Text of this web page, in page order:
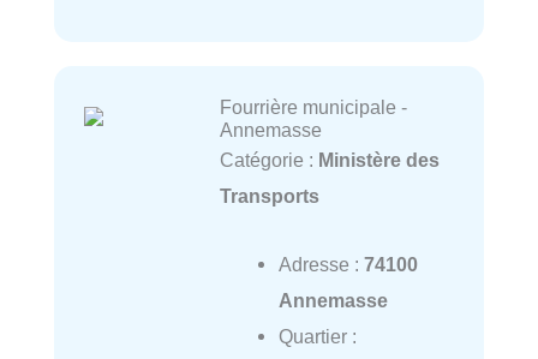
Fourrière municipale -
Annemasse
Catégorie : Ministère des
Transports
Adresse : 74100
Annemasse
Quartier :